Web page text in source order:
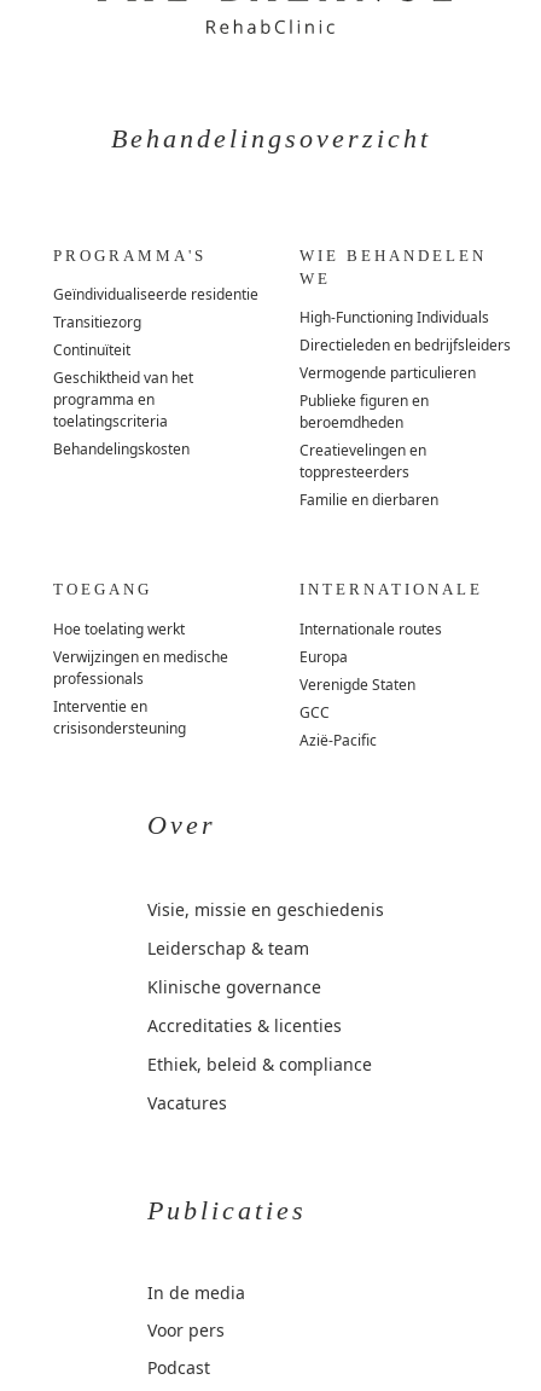
Behandelingsoverzicht
PROGRAMMA'S
Geïndividualiseerde residentie
Transitiezorg
Continuïteit
Geschiktheid van het
programma en
toelatingscriteria
Behandelingskosten
WIE BEHANDELEN
WE
High-Functioning Individuals
Directieleden en bedrijfsleiders
Vermogende particulieren
Publieke figuren en
beroemdheden
Creatievelingen en
toppresteerders
Familie en dierbaren
TOEGANG
Hoe toelating werkt
Verwijzingen en medische
professionals
Interventie en
crisisondersteuning
INTERNATIONALE
Internationale routes
Europa
Verenigde Staten
GCC
Azië-Pacific
Over
Visie, missie en geschiedenis
Leiderschap & team
Klinische governance
Accreditaties & licenties
Ethiek, beleid & compliance
Vacatures
Publicaties
In de media
Voor pers
Podcast